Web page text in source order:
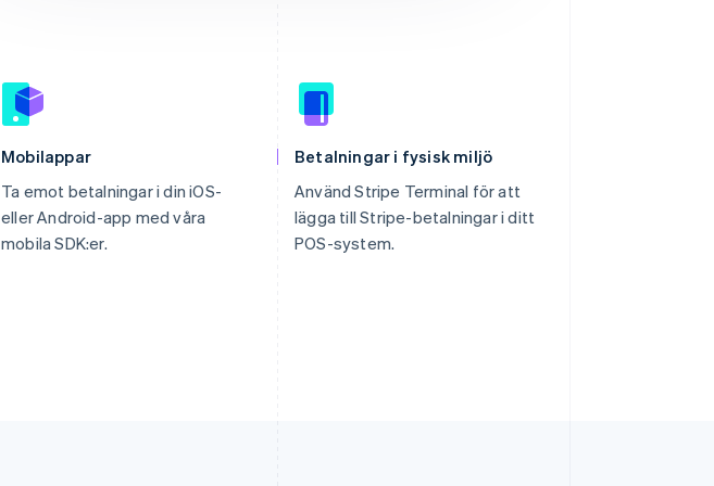
Mobilappar
Ta emot betalningar i din iOS-
eller Android-app med våra
mobila SDK:er.
Betalningar i fysisk miljö
Använd Stripe Terminal för att
lägga till Stripe-betalningar i ditt
POS-system.